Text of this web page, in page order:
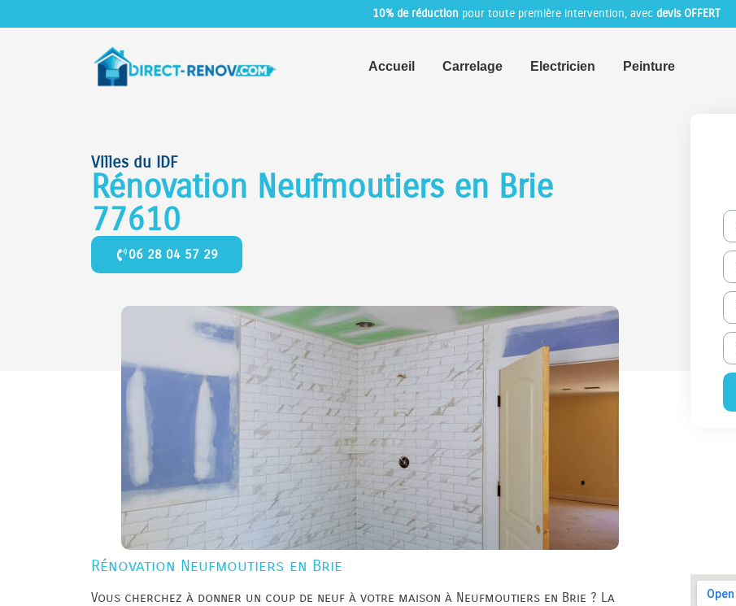
10% de réduction pour toute première intervention, avec devis OFFERT
Accueil Carrelage Electricien Peinture
Villes du IDF
Rénovation Neufmoutiers en Brie
77610
06 28 04 57 29
Rénovation Neufmoutiers en Brie
Vous cherchez à donner un coup de neuf à votre maison à Neufmoutiers en Brie ? La